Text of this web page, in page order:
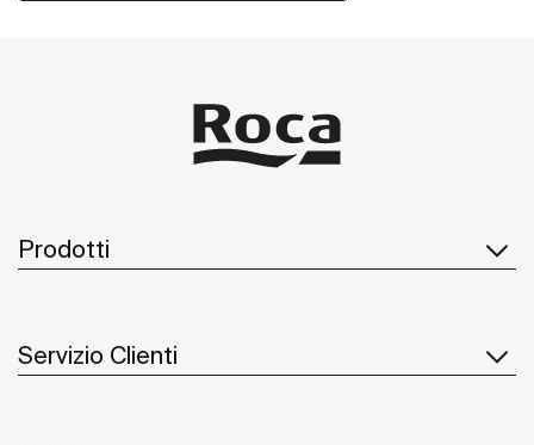
Prodotti
Servizio Clienti